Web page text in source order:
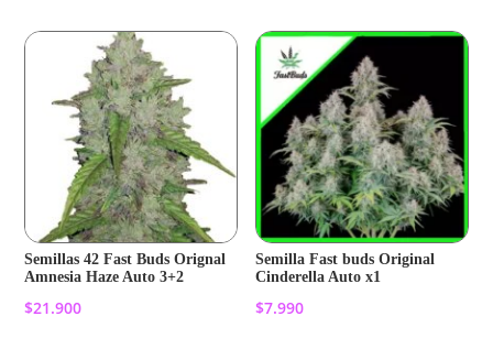
Semillas 42 Fast Buds Orignal
Amnesia Haze Auto 3+2
$21.900
Semilla Fast buds Original
Cinderella Auto x1
$7.990